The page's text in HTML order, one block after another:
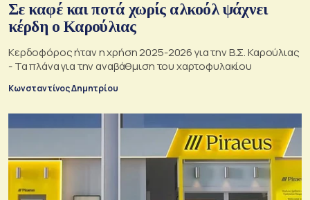
Σε καφέ και ποτά χωρίς αλκοόλ ψάχνει
κέρδη ο Καρούλιας
Κερδοφόρος ήταν η χρήση 2025-2026 για την Β.Σ. Καρούλιας
- Τα πλάνα για την αναβάθμιση του χαρτοφυλακίου
Κωνσταντίνος Δημητρίου